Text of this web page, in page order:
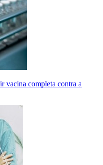
vacina completa contra a